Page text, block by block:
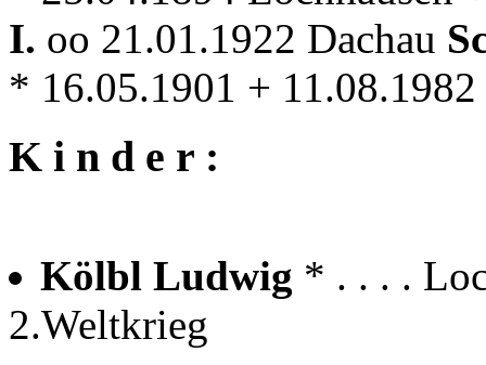
I. oo 21.01.1922 Dachau
* 16.05.1901 + 11.08.1982
K i n d e r :
Kölbl Ludwig * . . . .
2.Weltkrieg